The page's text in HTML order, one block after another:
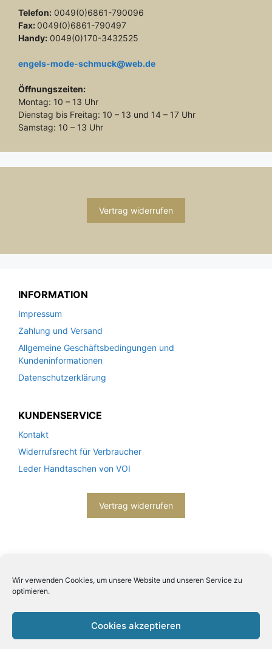
Wir verwenden Cookies, um unsere Website und unseren Service zu
optimieren.
Cookies akzeptieren
Telefon: 0049(0)6861-790096
Fax: 0049(0)6861-790497
Handy: 0049(0)170-3432525
engels-mode-schmuck@web.de
Öffnungszeiten:
Montag: 10 – 13 Uhr
Dienstag bis Freitag: 10 – 13 und 14 – 17 Uhr
Samstag: 10 – 13 Uhr
Vertrag widerrufen
INFORMATION
Impressum
Zahlung und Versand
Allgemeine Geschäftsbedingungen und
Kundeninformationen
Datenschutzerklärung
KUNDENSERVICE
Kontakt
Widerrufsrecht für Verbraucher
Leder Handtaschen von VOI
Vertrag widerrufen
2026© Engels mode schmuck -Datenschutzerklärung
Impressum- Bitte beachten Sie unsere